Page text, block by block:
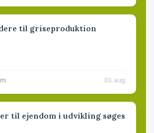
til griseproduktion
03. aug.
til ejendom i udvikling søges